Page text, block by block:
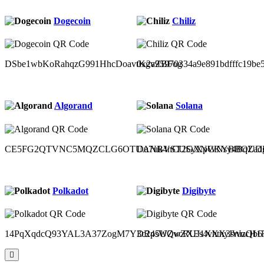
Dogecoin
DSbe1wbKoRahqzG991HhcDoavtKgvZBFog
Chiliz
Algorand Solana
Polkadot
14PqXqdcQ93YAL3A37ZogM7Y3c2p5UQvcRUJ1XXX3sruzQb6
Digibyte